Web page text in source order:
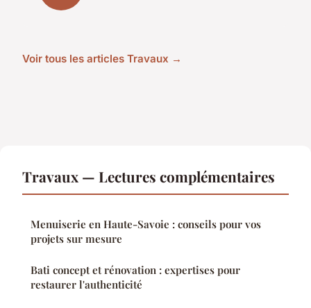
Voir tous les articles Travaux →
Travaux — Lectures complémentaires
Menuiserie en Haute-Savoie : conseils pour vos
projets sur mesure
Bati concept et rénovation : expertises pour
restaurer l'authenticité